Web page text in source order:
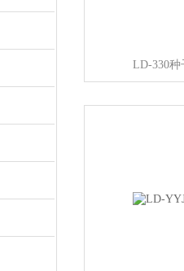
LD-330